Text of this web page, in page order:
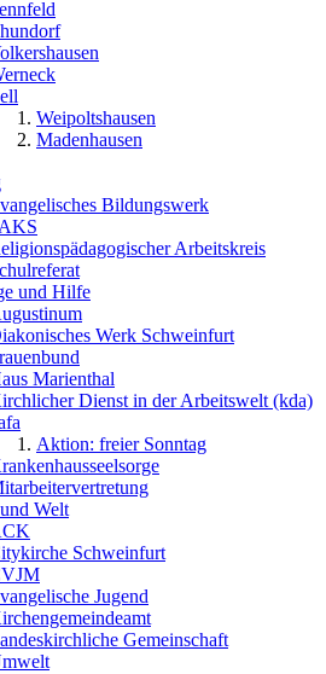
Weipoltshausen
Madenhausen
Bildungswerk
Arbeitskreis
und Hilfe
Werk Schweinfurt
Marienthal
Dienst in der Arbeitswelt (kda)
Aktion: freier Sonntag
Welt
Schweinfurt
Jugend
Gemeinschaft